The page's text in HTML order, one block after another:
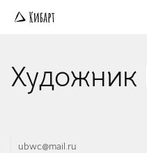
Художник
ubwc@mail.ru